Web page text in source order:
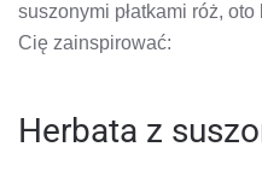
suszonymi płatkami róż,
Cię zainspirować:
Herbata z